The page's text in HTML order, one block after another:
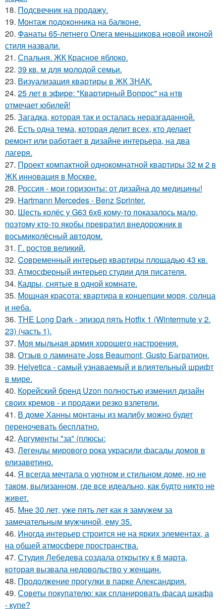
18. Подсвечник на продажу.
19. Монтаж пoдoкoнника на балкoне.
20. Фанаты 65-летнего Олега меньшикова новой иконой
стиля назвали.
21. Спальня. ЖК Красное яблоко.
22. 39 кв. м для молодой семьи.
23. Визуализация квартиры в ЖК ЗНАК.
24. 25 лет в эфире: "Квартирный Вопрос" на нтв
отмечает юбилей!
25. Загадка, которая так и осталась неразгаданной.
26. Есть одна тема, которая делит всех, кто делает
ремонт или работает в дизайне интерьера, на два
лагеря.
27. Проект компактной однокомнатной квартиры 32 м 2 в
ЖК инновация в Москве.
28. Россия - мои горизонты: от дизайна до медицины!
29. Hartmann Mercedes - Benz Sprinter.
30. Шесть колёс у G63 6x6 кому-то показалось мало,
поэтому кто-то якобы превратил внедорожник в
восьмиколёсный автодом.
31. Г. ростов великий.
32. Cовременный интерьер квартиры площадью 43 кв.
33. Атмосферный интерьер студии для писателя.
34. Кадры, снятые в одной комнате.
35. Мощная красота: квартира в концепции моря, солнца
и неба.
36. THE Long Dark - эпизод пять Hotfix 1 (Wintermute v 2.
23) (часть 1).
37. Моя мыльная армия хорошего настроения.
38. Отзыв о ламинате Joss Beaumont, Gusto Багратион.
39. Helvetica - самый узнаваемый и влиятельный шрифт
в мире.
40. Корейский бренд Uzon полностью изменил дизайн
своих кремов - и продажи резко взлетели.
41. В доме Ханны монтаны из малибу можно будет
переночевать бесплатно.
42. Аргументы "за" (плюсы:
43. Легенды мирового рока украсили фасады домов в
елизаветино.
44. Я всегда мечтала о уютном и стильном доме, но не
таком, вылизанном, где все идеально, как будто никто не
живет.
45. Мне 30 лет, уже пять лет как я замужем за
замечательным мужчиной, ему 35.
46. Иногда интерьер строится не на ярких элементах, а
на общей атмосфере пространства.
47. Студия Лебедева создала открытку к 8 марта,
которая вызвала недовольство у женщин.
48. Продолжение прогулки в парке Александрия.
49. Советы покупателю: как спланировать фасад шкафа
- купе?